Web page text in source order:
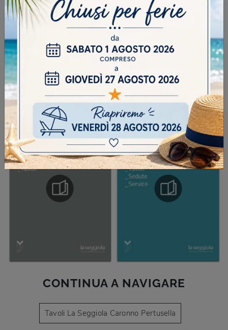
SFOGLIA I NOSTRI CATALOGHI
CONTINUA A NAVIGARE
Tavoli La Seggiola Caronno Pertusella
Scrivere la parola "Fragole" al singolare
INVIA